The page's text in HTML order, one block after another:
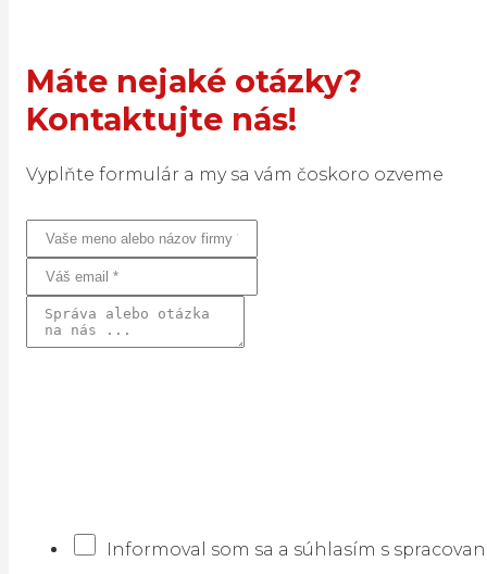
Máte nejaké otázky?
Kontaktujte nás!
Vyplňte formulár a my sa vám čoskoro ozveme
Informoval som sa a súhlasím s